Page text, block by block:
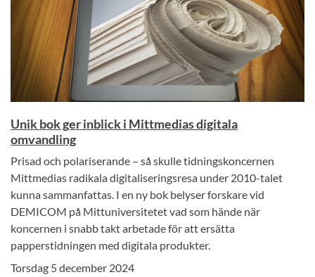
Unik bok ger inblick i Mittmedias digitala
omvandling
Prisad och polariserande – så skulle tidningskoncernen
Mittmedias radikala digitaliseringsresa under 2010-talet
kunna sammanfattas. I en ny bok belyser forskare vid
DEMICOM på Mittuniversitetet vad som hände när
koncernen i snabb takt arbetade för att ersätta
papperstidningen med digitala produkter.
Torsdag 5 december 2024